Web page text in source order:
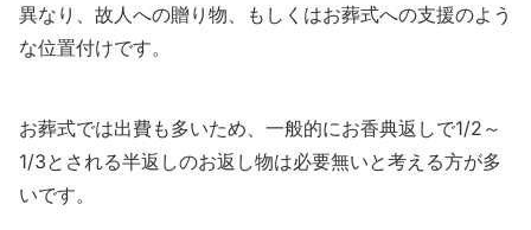
異なり、故人への贈り物、もしくはお葬式への支援のよう
な位置付けです。
お葬式では出費も多いため、一般的にお香典返しで1/2～
1/3とされる半返しのお返し物は必要無いと考える方が多
いです。